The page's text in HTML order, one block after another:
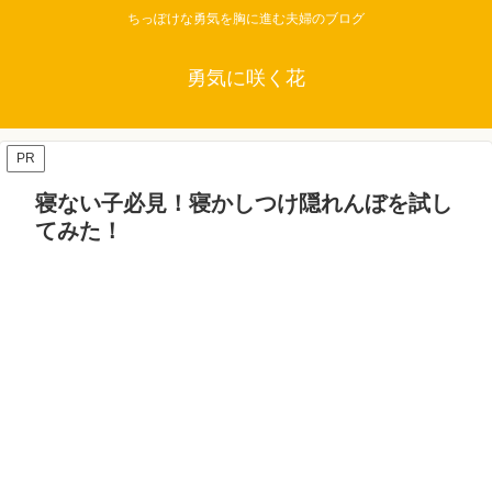
ちっぽけな勇気を胸に進む夫婦のブログ
勇気に咲く花
PR
寝ない子必見！寝かしつけ隠れんぼを試し
てみた！